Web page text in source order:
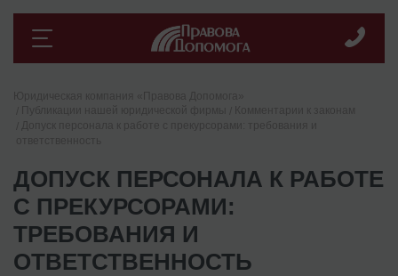
ДОПУСК ПЕРСОНАЛА К РАБОТЕ
С ПРЕКУРСОРАМИ:
ТРЕБОВАНИЯ И
ОТВЕТСТВЕННОСТЬ